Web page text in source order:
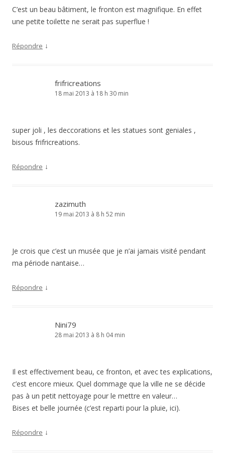
C’est un beau bâtiment, le fronton est magnifique. En effet
une petite toilette ne serait pas superflue !
Répondre ↓
frifricreations
18 mai 2013 à 18 h 30 min
super joli , les deccorations et les statues sont geniales ,
bisous frifricreations.
Répondre ↓
zazimuth
19 mai 2013 à 8 h 52 min
Je crois que c’est un musée que je n’ai jamais visité pendant
ma période nantaise…
Répondre ↓
Nini79
28 mai 2013 à 8 h 04 min
Il est effectivement beau, ce fronton, et avec tes explications,
c’est encore mieux. Quel dommage que la ville ne se décide
pas à un petit nettoyage pour le mettre en valeur…
Bises et belle journée (c’est reparti pour la pluie, ici).
Répondre ↓